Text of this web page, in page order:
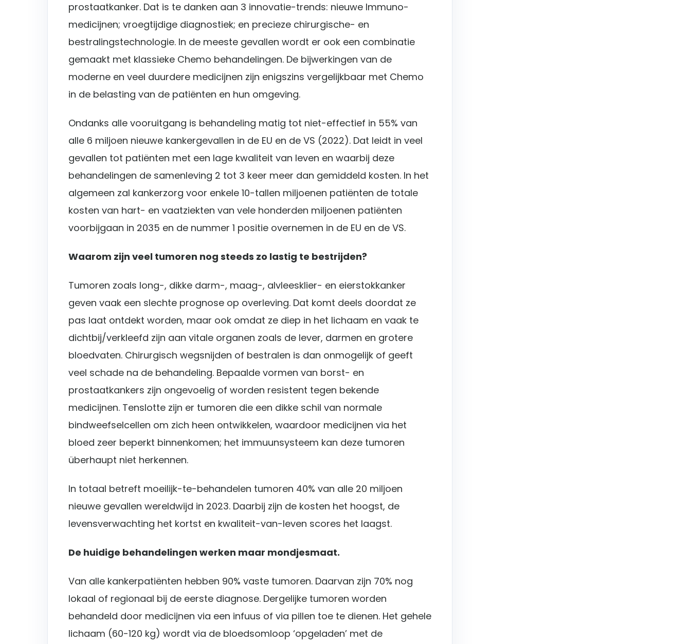
prostaatkanker. Dat is te danken aan 3 innovatie-trends: nieuwe Immuno-
medicijnen; vroegtijdige diagnostiek; en precieze chirurgische- en
bestralingstechnologie. In de meeste gevallen wordt er ook een combinatie
gemaakt met klassieke Chemo behandelingen. De bijwerkingen van de
moderne en veel duurdere medicijnen zijn enigszins vergelijkbaar met Chemo
in de belasting van de patiënten en hun omgeving.
Ondanks alle vooruitgang is behandeling matig tot niet-effectief in 55% van
alle 6 miljoen nieuwe kankergevallen in de EU en de VS (2022). Dat leidt in veel
gevallen tot patiënten met een lage kwaliteit van leven en waarbij deze
behandelingen de samenleving 2 tot 3 keer meer dan gemiddeld kosten. In het
algemeen zal kankerzorg voor enkele 10-tallen miljoenen patiënten de totale
kosten van hart- en vaatziekten van vele honderden miljoenen patiënten
voorbijgaan in 2035 en de nummer 1 positie overnemen in de EU en de VS.
Waarom zijn veel tumoren nog steeds zo lastig te bestrijden?
Tumoren zoals long-, dikke darm-, maag-, alvleesklier- en eierstokkanker
geven vaak een slechte prognose op overleving. Dat komt deels doordat ze
pas laat ontdekt worden, maar ook omdat ze diep in het lichaam en vaak te
dichtbij/verkleefd zijn aan vitale organen zoals de lever, darmen en grotere
bloedvaten. Chirurgisch wegsnijden of bestralen is dan onmogelijk of geeft
veel schade na de behandeling. Bepaalde vormen van borst- en
prostaatkankers zijn ongevoelig of worden resistent tegen bekende
medicijnen. Tenslotte zijn er tumoren die een dikke schil van normale
bindweefselcellen om zich heen ontwikkelen, waardoor medicijnen via het
bloed zeer beperkt binnenkomen; het immuunsysteem kan deze tumoren
überhaupt niet herkennen.
In totaal betreft moeilijk-te-behandelen tumoren 40% van alle 20 miljoen
nieuwe gevallen wereldwijd in 2023. Daarbij zijn de kosten het hoogst, de
levensverwachting het kortst en kwaliteit-van-leven scores het laagst.
De huidige behandelingen werken maar mondjesmaat.
Van alle kankerpatiënten hebben 90% vaste tumoren. Daarvan zijn 70% nog
lokaal of regionaal bij de eerste diagnose. Dergelijke tumoren worden
behandeld door medicijnen via een infuus of via pillen toe te dienen. Het gehele
lichaam (60-120 kg) wordt via de bloedsomloop ‘opgeladen’ met de